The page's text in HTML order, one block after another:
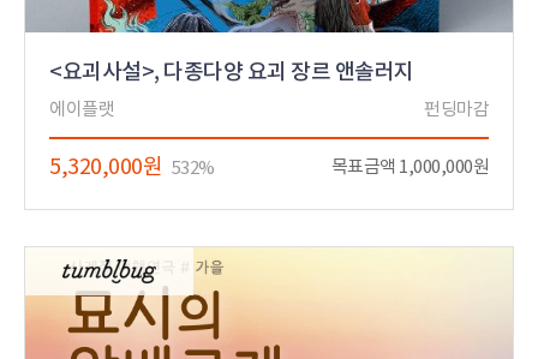
<요괴사설>, 다종다양 요괴 장르 앤솔러지
에이플랫 펀딩마감
5,320,000원 532% 목표금액 1,000,000원